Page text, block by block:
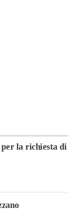
per la richiesta di